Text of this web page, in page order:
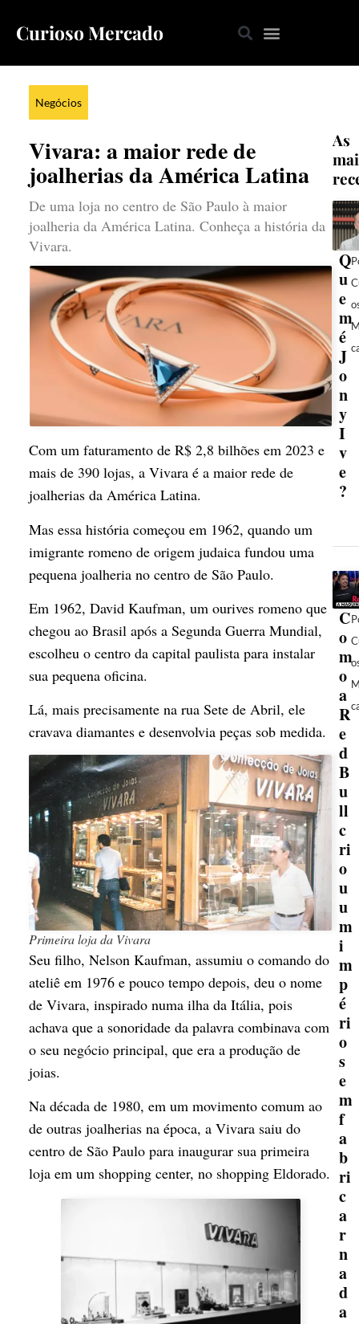
Curioso Mercado
Negócios
Vivara: a maior rede de
joalherias da América Latina
De uma loja no centro de São Paulo à maior
joalheria da América Latina. Conheça a história da
Vivara.
Com um faturamento de R$ 2,8 bilhões em 2023 e
mais de 390 lojas, a Vivara é a maior rede de
joalherias da América Latina.
Mas essa história começou em 1962, quando um
imigrante romeno de origem judaica fundou uma
pequena joalheria no centro de São Paulo.
Em 1962, David Kaufman, um ourives romeno que
chegou ao Brasil após a Segunda Guerra Mundial,
escolheu o centro da capital paulista para instalar
sua pequena oficina.
Lá, mais precisamente na rua Sete de Abril, ele
cravava diamantes e desenvolvia peças sob medida.
Primeira loja da Vivara
Seu filho, Nelson Kaufman, assumiu o comando do
ateliê em 1976 e pouco tempo depois, deu o nome
de Vivara, inspirado numa ilha da Itália, pois
achava que a sonoridade da palavra combinava com
o seu negócio principal, que era a produção de
joias.
Na década de 1980, em um movimento comum ao
de outras joalherias na época, a Vivara saiu do
centro de São Paulo para inaugurar sua primeira
loja em um shopping center, no shopping Eldorado.
As
Q
u
e
m
é
J
o
n
y
I
v
e
?
C
o
m
o
a
R
e
d
B
u
ll
c
ri
o
u
u
m
i
m
p
é
ri
o
s
e
m
f
a
b
ri
c
a
r
n
a
d
a